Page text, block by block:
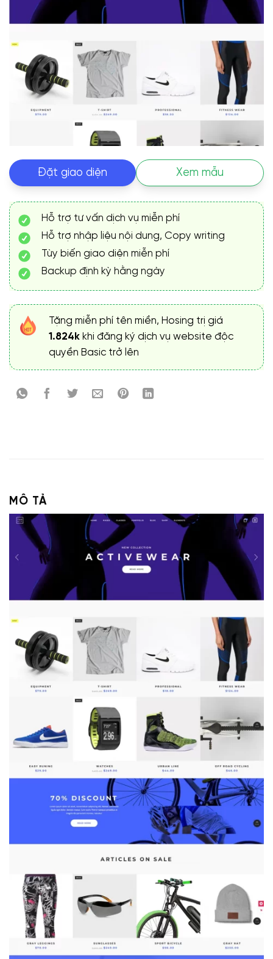
Đặt giao diện Xem mẫu
Hỗ trợ tư vấn dịch vụ miễn phí
Hỗ trợ nhập liệu nội dung, Copy writing
Tùy biến giao diện miễn phí
Backup định kỳ hằng ngày
Tặng miễn phí tên miền, Hosing trị giá
1.824k khi đăng ký dịch vụ website độc
quyền Basic trở lên
MÔ TẢ